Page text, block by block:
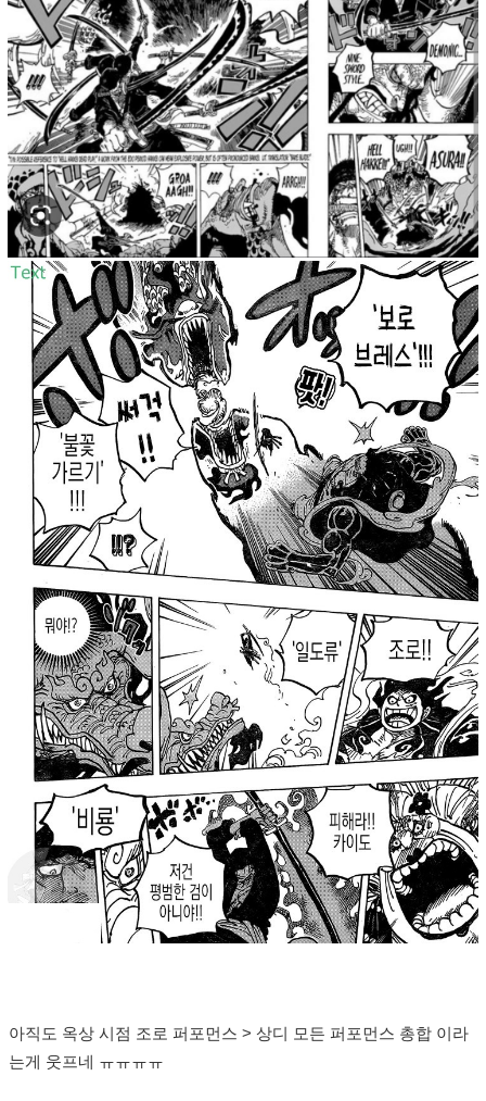
아직도 옥상 시점 조로 퍼포먼스 > 상디 모든 퍼포먼스 총합 이라
는게 웃프네 ㅠㅠㅠㅠ